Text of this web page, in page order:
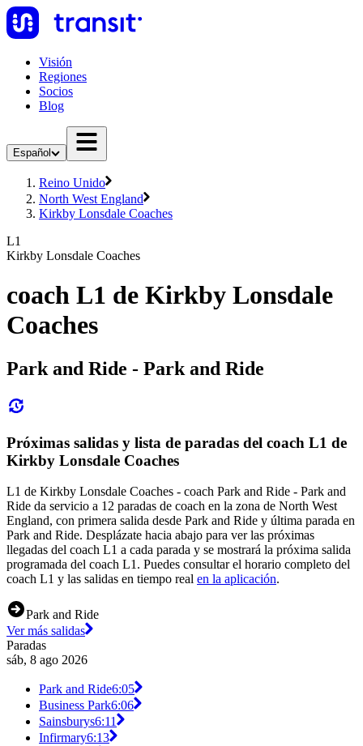
Visión
Regiones
Socios
Blog
Español
Reino Unido
North West England
Kirkby Lonsdale Coaches
L1
Kirkby Lonsdale Coaches
coach L1 de Kirkby Lonsdale
Coaches
Park and Ride - Park and Ride
Próximas salidas y lista de paradas del coach L1 de
Kirkby Lonsdale Coaches
L1 de Kirkby Lonsdale Coaches - coach Park and Ride - Park and
Ride da servicio a 12 paradas de coach en la zona de North West
England, con primera salida desde Park and Ride y última parada en
Park and Ride. Desplázate hacia abajo para ver las próximas
llegadas del coach L1 a cada parada y se mostrará la próxima salida
programada del coach L1. Puedes consultar el horario completo del
coach L1 y las salidas en tiempo real en la aplicación.
Park and Ride
Ver más salidas
Paradas
sáb, 8 ago 2026
Park and Ride6:05
Business Park6:06
Sainsburys6:11
Infirmary6:13